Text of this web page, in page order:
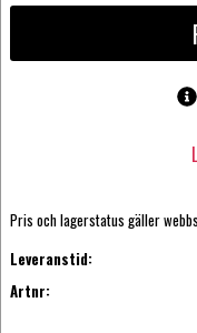
Pris och lagerstatus gäller
Leveranstid:
Artnr: